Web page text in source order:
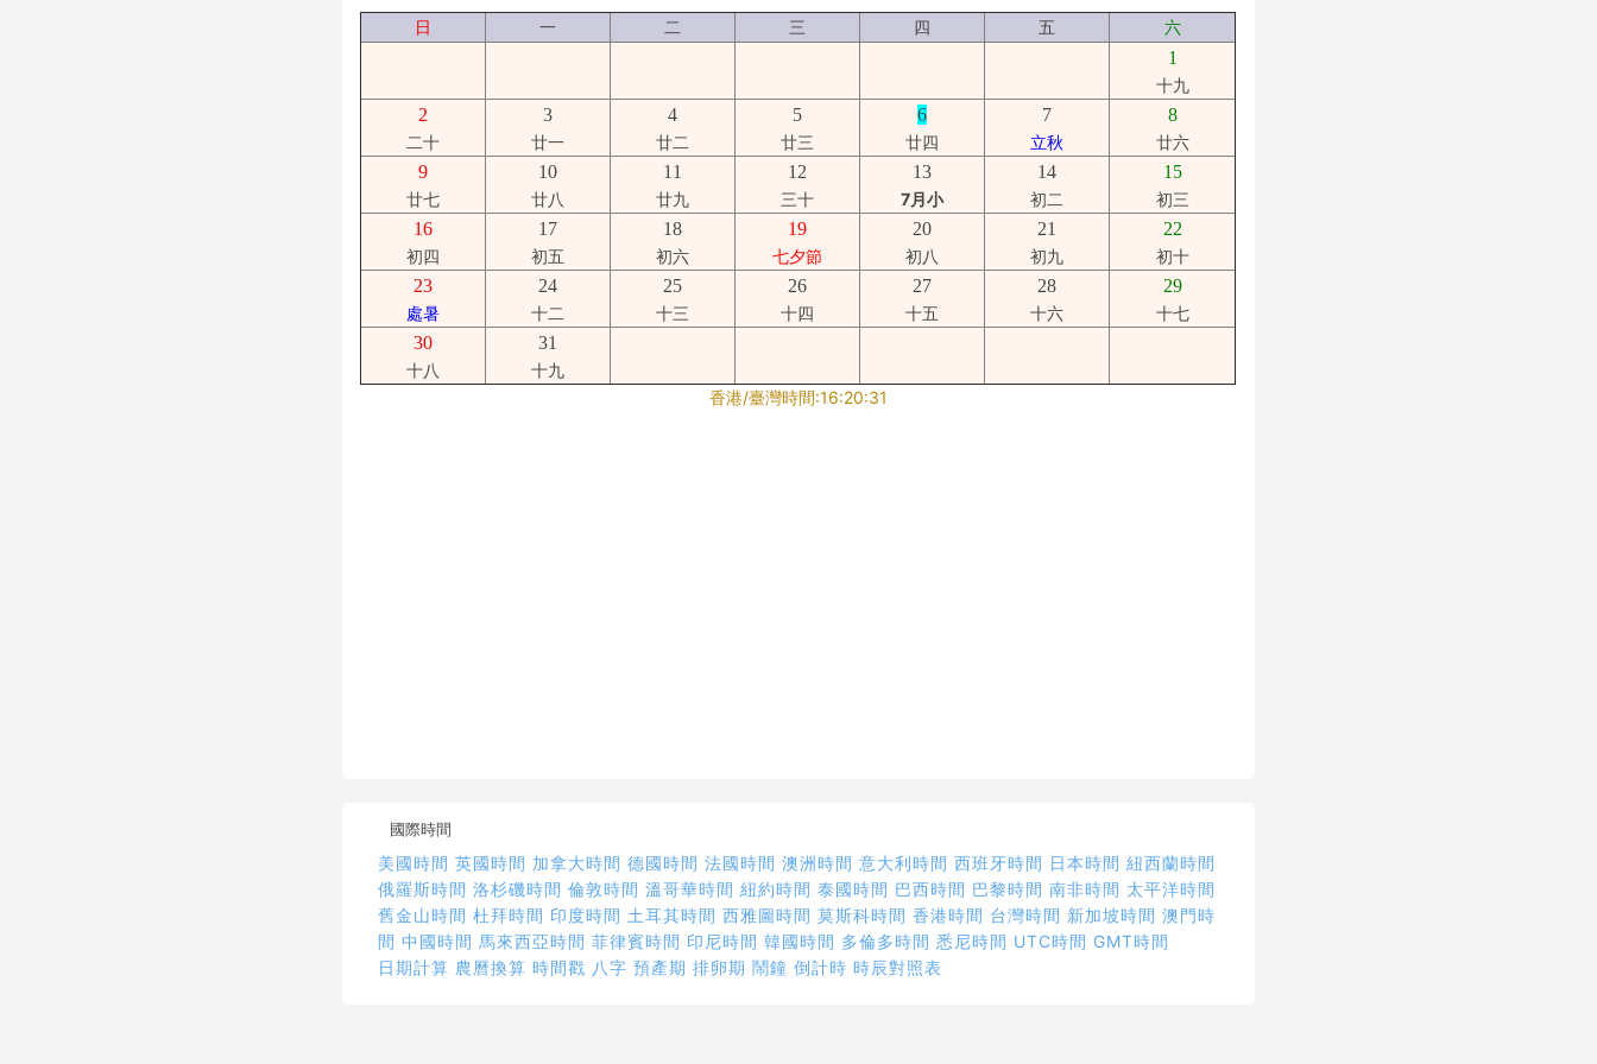
日 一 二 三 四 五
六
1
十九
2
二十
3
廿一
4
廿二
5
廿三
6
廿四
7
立秋
8
廿六
9
廿七
10
廿八
11
廿九
12
三十
13
7月小
14
初二
15
初三
16
初四
17
初五
18
初六
19
七夕節
20
初八
21
初九
22
初十
23
處暑
24
十二
25
十三
26
十四
27
十五
28
十六
29
十七
30
十八
31
十九
香港/臺灣時間:16:20:31
國際時間
美國時間 英國時間 加拿大時間 德國時間 法國時間 澳洲時間 意大利時間 西班牙時間 日本時間 紐西蘭時間
俄羅斯時間 洛杉磯時間 倫敦時間 溫哥華時間 紐約時間 泰國時間 巴西時間 巴黎時間 南非時間 太平洋時間
舊金山時間 杜拜時間 印度時間 土耳其時間 西雅圖時間 莫斯科時間 香港時間 台灣時間 新加坡時間 澳門時
間 中國時間 馬來西亞時間 菲律賓時間 印尼時間 韓國時間 多倫多時間 悉尼時間 UTC時間 GMT時間
日期計算 農曆換算 時間戳 八字 預產期 排卵期 鬧鐘 倒計時 時辰對照表